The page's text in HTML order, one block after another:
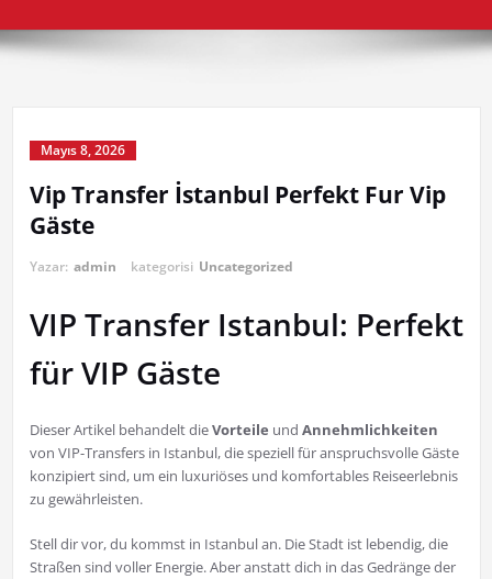
Mayıs 8, 2026
Vip Transfer İstanbul Perfekt Fur Vip
Gäste
Yazar: admin kategorisi Uncategorized
VIP Transfer Istanbul: Perfekt
für VIP Gäste
Dieser Artikel behandelt dieVorteile und Annehmlichkeiten
von VIP-Transfers in Istanbul, die speziell für anspruchsvolle Gäste
konzipiert sind, um ein luxuriöses und komfortables Reiseerlebnis
zu gewährleisten.
Stell dir vor, du kommst in Istanbul an. Die Stadt ist lebendig, die
Straßen sind voller Energie. Aber anstatt dich in das Gedränge der